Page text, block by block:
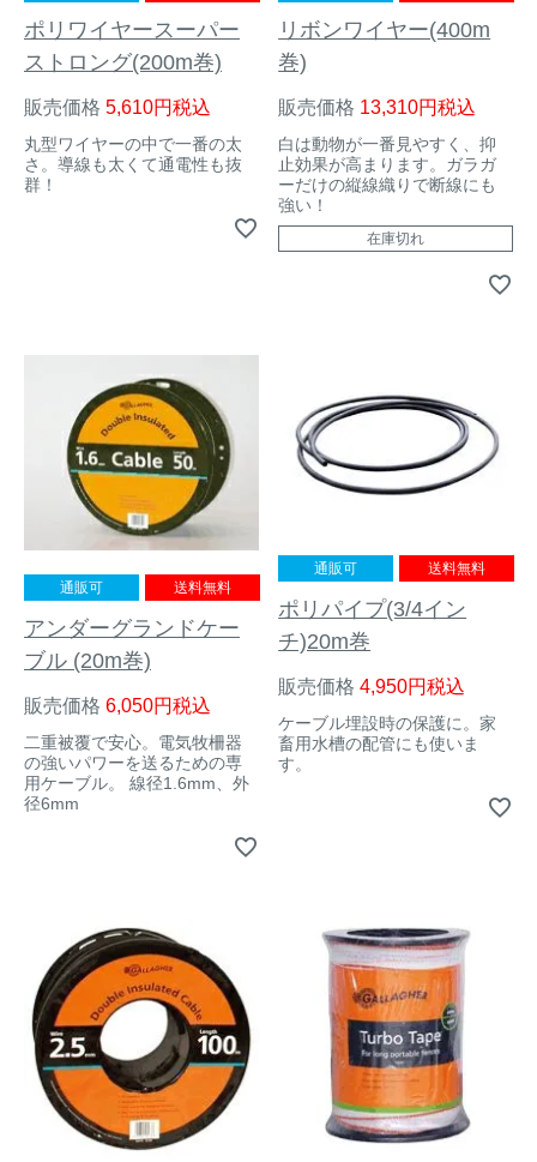
ポリワイヤースーパー
ストロング(200m巻)
販売価格 5,610 税込
丸型ワイヤーの中で一番の太
さ。導線も太くて通電性も抜
群！
リボンワイヤー(400m
巻)
販売価格 13,310 税込
白は動物が一番見やすく、抑
止効果が高まります。ガラガ
ーだけの縦線織りで断線にも
強い！
在庫切れ
通販可 送料無料
アンダーグランドケー
ブル (20m巻)
販売価格 6,050 税込
二重被覆で安心。電気牧柵器
の強いパワーを送るための専
用ケーブル。 線径1.6mm、外
径6mm
通販可 送料無料
ポリパイプ(3/4イン
チ)20m巻
販売価格 4,950 税込
ケーブル埋設時の保護に。家
畜用水槽の配管にも使いま
す。